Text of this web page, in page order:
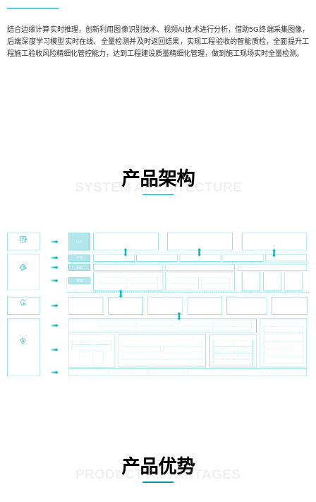
结合边缘计算实时推理，创新利用图像识别技术、视频AI技术进行分析，借助5G终端采集图像，
后端深度学习模型实时在线、全量检测并及时返回结果，实现工程验收的智能质检，全面提升工
程施工验收风险精细化管控能力，达到工程建设质量精细化管理，做到施工现场实时全量检测。
产品架构
SYSTEM ARCHITECTURE
产品优势
PRODUCT ADVANTAGES